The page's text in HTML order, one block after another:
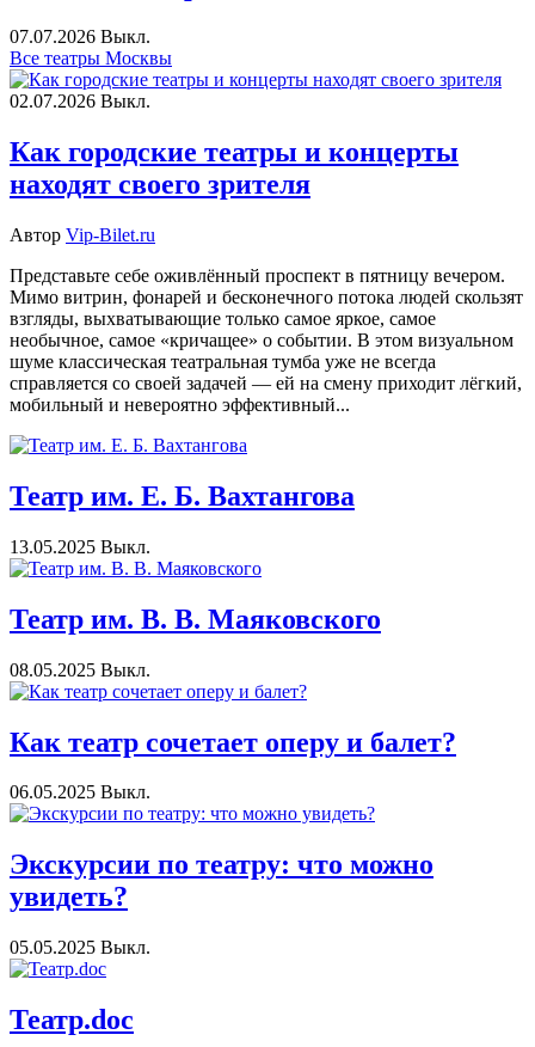
07.07.2026 Выкл.
Все театры Москвы
02.07.2026 Выкл.
Как городские театры и концерты
находят своего зрителя
Автор Vip-Bilet.ru
Представьте себе оживлённый проспект в пятницу вечером.
Мимо витрин, фонарей и бесконечного потока людей скользят
взгляды, выхватывающие только самое яркое, самое
необычное, самое «кричащее» о событии. В этом визуальном
шуме классическая театральная тумба уже не всегда
справляется со своей задачей — ей на смену приходит лёгкий,
мобильный и невероятно эффективный...
Театр им. Е. Б. Вахтангова
13.05.2025 Выкл.
Театр им. В. В. Маяковского
08.05.2025 Выкл.
Как театр сочетает оперу и балет?
06.05.2025 Выкл.
Экскурсии по театру: что можно
увидеть?
05.05.2025 Выкл.
Театр.doc